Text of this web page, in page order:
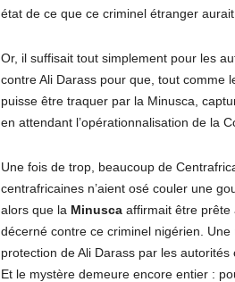
état de ce que ce criminel étranger
Or, il suffisait tout simplement pour les
contre Ali Darass pour que, tout comme
puisse être traquer par la Minusca,
en attendant l’opérationnalisation de la
Une fois de trop, beaucoup de
centrafricaines n’aient osé couler une
alors que la Minusca affirmait être prête
décerné contre ce criminel nigérien.
protection de Ali Darass par les
Et le mystère demeure encore entier :